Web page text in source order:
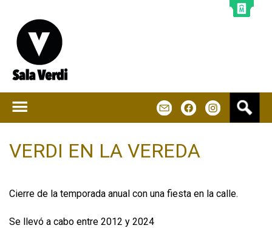
VERDI EN LA VEREDA
Cierre de la temporada anual con una fiesta en la calle.
Se llevó a cabo entre 2012 y 2024
s